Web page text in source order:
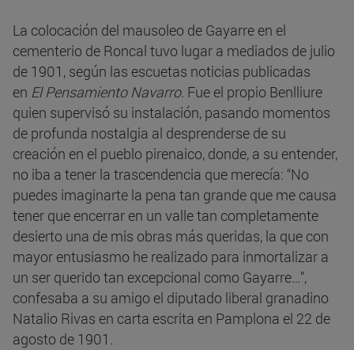
La colocación del mausoleo de Gayarre en el
cementerio de Roncal tuvo lugar a mediados de julio
de 1901, según las escuetas noticias publicadas
en El Pensamiento Navarro. Fue el propio Benlliure
quien supervisó su instalación, pasando momentos
de profunda nostalgia al desprenderse de su
creación en el pueblo pirenaico, donde, a su entender,
no iba a tener la trascendencia que merecía: “No
puedes imaginarte la pena tan grande que me causa
tener que encerrar en un valle tan completamente
desierto una de mis obras más queridas, la que con
mayor entusiasmo he realizado para inmortalizar a
un ser querido tan excepcional como Gayarre…”,
confesaba a su amigo el diputado liberal granadino
Natalio Rivas en carta escrita en Pamplona el 22 de
agosto de 1901.